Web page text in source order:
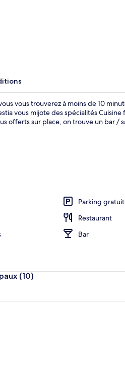
vous trouverez à moins de 10
vous mijote des spécialités
offerts sur place, on trouve un bar /
Parking gratuit
Restaurant
Bar
(10)